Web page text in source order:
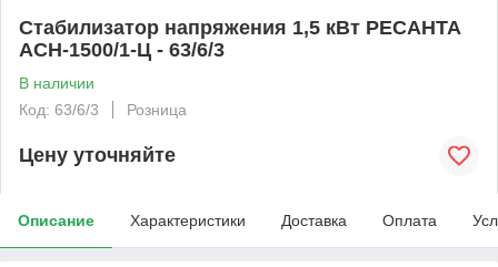
Стабилизатор напряжения 1,5 кВт РЕСАНТА
ACH-1500/1-Ц - 63/6/3
В наличии
Код: 63/6/3
Розница
Цену уточняйте
Описание Характеристики Доставка Оплата